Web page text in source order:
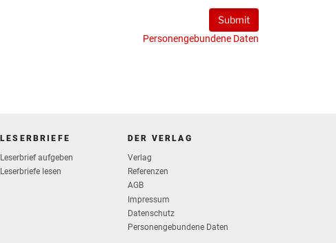
Personengebundene Daten
LESERBRIEFE
Leserbrief aufgeben
Leserbriefe lesen
DER VERLAG
Verlag
Referenzen
AGB
Impressum
Datenschutz
Personengebundene Daten